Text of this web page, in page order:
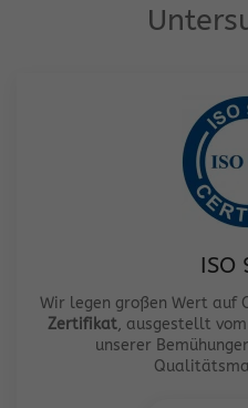
ISO
Wir legen großen Wert auf
Zertifikat, ausgestellt
unserer